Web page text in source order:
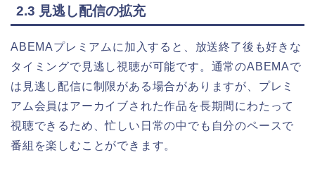
2.3 見逃し配信の拡充
ABEMAプレミアムに加入すると、放送終了後も好きな
タイミングで見逃し視聴が可能です。通常のABEMAで
は見逃し配信に制限がある場合がありますが、プレミ
アム会員はアーカイブされた作品を長期間にわたって
視聴できるため、忙しい日常の中でも自分のペースで
番組を楽しむことができます。